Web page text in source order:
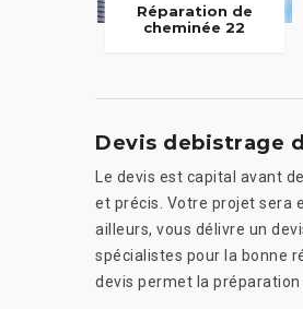
Réparation de
cheminée 22
Devis debistrage
Le devis est capital avant
et précis. Votre projet sera
ailleurs, vous délivre un
spécialistes pour la bonne
devis permet la